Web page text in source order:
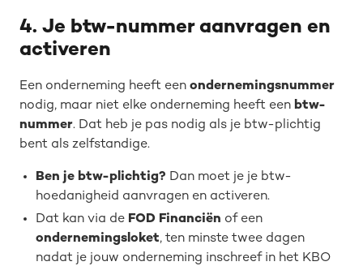
4. Je btw-nummer aanvragen en
activeren
Een onderneming heeft een ondernemingsnummer
nodig, maar niet elke onderneming heeft een btw-
nummer. Dat heb je pas nodig als je btw-plichtig
bent als zelfstandige.
Ben je btw-plichtig? Dan moet je je btw-
hoedanigheid aanvragen en activeren.
Dat kan via de FOD Financiën of een
ondernemingsloket, ten minste twee dagen
nadat je jouw onderneming inschreef in het KBO